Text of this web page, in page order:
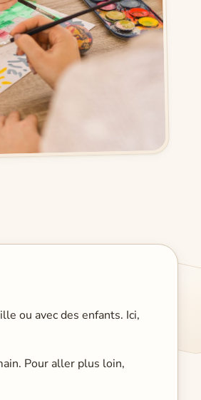
ou avec des enfants. Ici,
Pour aller plus loin,